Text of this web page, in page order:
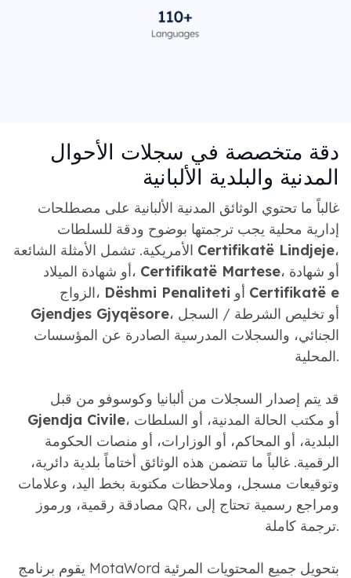
دقة متخصصة في سجلات الأحوال
المدنية والبلدية الألبانية
غالباً ما تحتوي الوثائق المدنية الألبانية على مصطلحات
إدارية محلية يجب ترجمتها بوضوح ودقة للسلطات
Certifikatë Lindjeje،
أو شهادة الميلاد، Certifikatë Martese، أو شهادة
الزواج، Dëshmi Penaliteti
Certifikatë e
Gjendjes Gjyqësore، أو تخليص الشرطة / السجل
الجنائي، والسجلات المدرسية الصادرة عن المؤسسات
المحلية.
قد يتم إصدار السجلات من ألبانيا وكوسوفو من قبل
Gjendja Civile، أو مكتب الحالة المدنية، أو السلطات
البلدية، أو المحاكم، أو الوزارات، أو منصات الحكومة
الرقمية. غالباً ما تتضمن هذه الوثائق أختاماً بلدية دائرية،
وتوقيعات مسجل، وملاحظات مكتوبة بخط اليد، وعلامات
مصادقة رقمية، ورموز QR، ومراجع رسمية تحتاج إلى
ترجمة كاملة.
يقوم برنامج MotaWord بتحويل جميع المحتويات المرئية